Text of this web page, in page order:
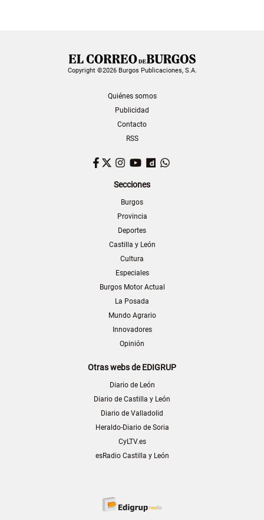
Copyright ©2026 Burgos Publicaciones, S.A.
Quiénes somos
Publicidad
Contacto
RSS
Facebook
TwitterInstagram
YouTubeDailymotion
Secciones
Burgos
Provincia
Deportes
Castilla y León
Cultura
Especiales
Burgos Motor Actual
La Posada
Mundo Agrario
Innovadores
Opinión
Otras webs de EDIGRUP
Diario de León
Diario de Castilla y León
Diario de Valladolid
Heraldo-Diario de Soria
CyLTV.es
esRadio Castilla y León